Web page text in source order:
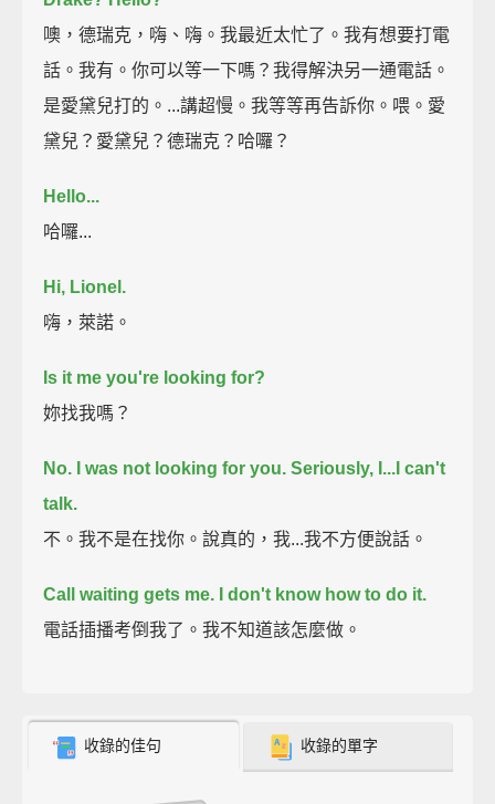
噢，德瑞克，嗨、嗨。我最近太忙了。我有想要打電
話。我有。你可以等一下嗎？我得解決另一通電話。
是愛黛兒打的。...講超慢。我等等再告訴你。喂。愛
黛兒？愛黛兒？德瑞克？哈囉？
Hello...
哈囉...
Hi, Lionel.
嗨，萊諾。
Is it me you're looking for?
妳找我嗎？
No. I was not looking for you. Seriously, I...I can't
talk.
不。我不是在找你。說真的，我...我不方便說話。
Call waiting gets me. I don't know how to do it.
電話插播考倒我了。我不知道該怎麼做。
收錄的佳句 收錄的單字